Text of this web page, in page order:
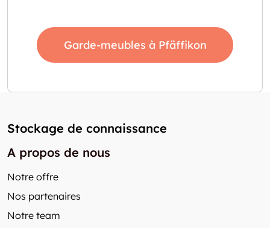
Garde-meubles à Pfäffikon
Stockage de connaissance
A propos de nous
Notre offre
Nos partenaires
Notre team